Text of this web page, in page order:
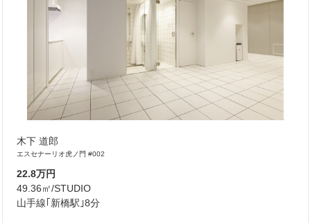
木下 道郎
エスセナーリオ虎ノ門 #002
22.8万円
49.36㎡/STUDIO
山手線｢新橋駅｣8分